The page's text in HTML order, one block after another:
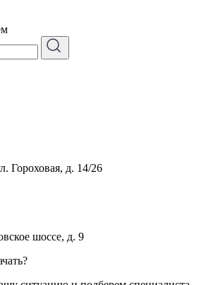
Гороховая, д. 14/26
шоссе, д. 9